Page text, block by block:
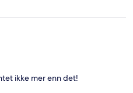
ikke mer enn det!